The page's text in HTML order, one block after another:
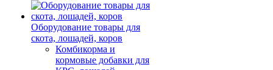
Оборудование товары для
скота, лошадей, коров
Комбикорма и
кормовые добавки для